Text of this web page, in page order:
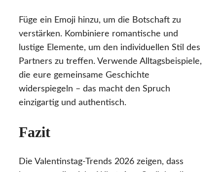
Füge ein Emoji hinzu, um die Botschaft zu
verstärken. Kombiniere romantische und
lustige Elemente, um den individuellen Stil des
Partners zu treffen. Verwende Alltagsbeispiele,
die eure gemeinsame Geschichte
widerspiegeln – das macht den Spruch
einzigartig und authentisch.
Fazit
Die Valentinstag-Trends 2026 zeigen, dass